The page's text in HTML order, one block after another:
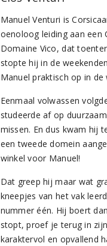
Manuel Venturi is
oenoloog leiding aan een
Domaine Vico, dat
stopte hij in de
Manuel praktisch op in
Eenmaal volwassen
studeerde af op
missen. En dus kwam hij
een tweede domein
winkel voor Manuel!
Dat greep hij maar wat
kneepjes van het vak
nummer één. Hij boert
stopt, proef je terug in
karaktervol en opvallend